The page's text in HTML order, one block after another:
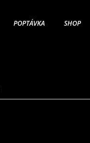
POPTÁVKA SHOP